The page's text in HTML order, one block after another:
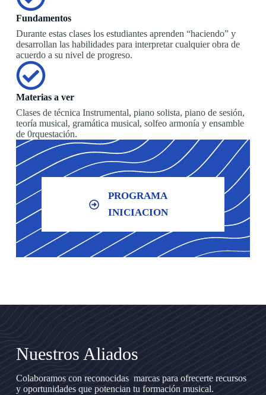
Fundamentos
Durante estas clases los estudiantes aprenden “haciendo” y
desarrollan las habilidades para interpretar cualquier obra de
acuerdo a su nivel de progreso.
Materias a ver
Clases de técnica Instrumental, piano solista, piano de sesión,
teoría musical, gramática musical, solfeo armonía y ensamble
de 0rquestación.
PROGRAMA
INICIACION
Nuestros Aliados
Colaboramos con reconocidas marcas para ofrecerte recursos
y oportunidades que potencian tu formación musical.